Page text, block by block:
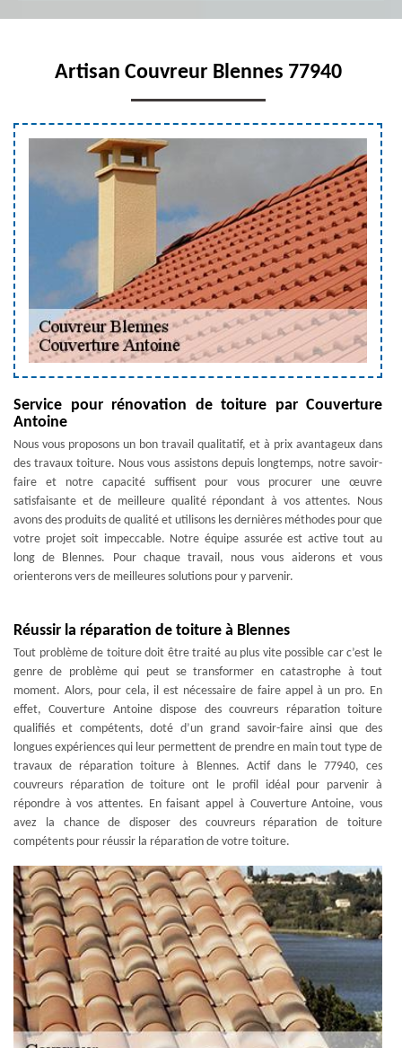
Artisan Couvreur Blennes 77940
Service pour rénovation de toiture par Couverture
Antoine
Nous vous proposons un bon travail qualitatif, et à prix avantageux dans
des travaux toiture. Nous vous assistons depuis longtemps, notre savoir-
faire et notre capacité suffisent pour vous procurer une œuvre
satisfaisante et de meilleure qualité répondant à vos attentes. Nous
avons des produits de qualité et utilisons les dernières méthodes pour que
votre projet soit impeccable. Notre équipe assurée est active tout au
long de Blennes. Pour chaque travail, nous vous aiderons et vous
orienterons vers de meilleures solutions pour y parvenir.
Réussir la réparation de toiture à Blennes
Tout problème de toiture doit être traité au plus vite possible car c’est le
genre de problème qui peut se transformer en catastrophe à tout
moment. Alors, pour cela, il est nécessaire de faire appel à un pro. En
effet, Couverture Antoine dispose des couvreurs réparation toiture
qualifiés et compétents, doté d’un grand savoir-faire ainsi que des
longues expériences qui leur permettent de prendre en main tout type de
travaux de réparation toiture à Blennes. Actif dans le 77940, ces
couvreurs réparation de toiture ont le profil idéal pour parvenir à
répondre à vos attentes. En faisant appel à Couverture Antoine, vous
avez la chance de disposer des couvreurs réparation de toiture
compétents pour réussir la réparation de votre toiture.